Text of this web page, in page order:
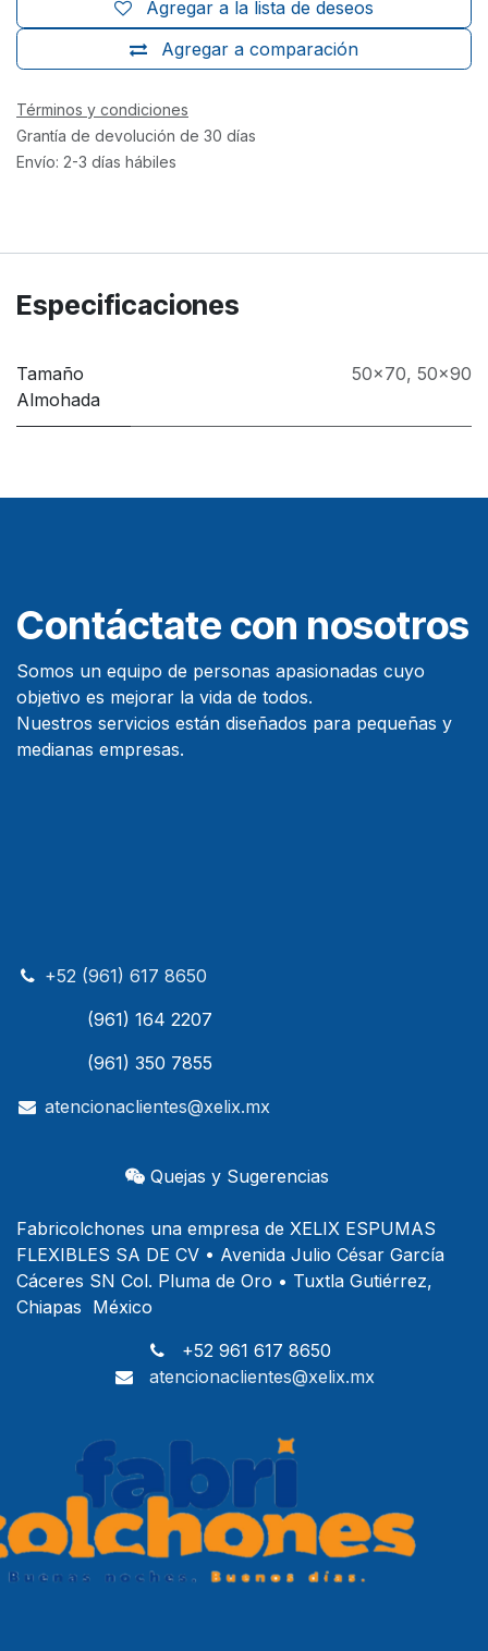
Agregar a comparación
Agregar a la lista de deseos
Términos y condiciones
Grantía de devolución de 30 días
Envío: 2-3 días hábiles
Especificaciones
Tamaño
Almohada
50x70, 50x90
Contáctate con nosotros
Somos un equipo de personas apasionadas cuyo
objetivo es mejorar la vida de todos.
Nuestros servicios están diseñados para pequeñas y
medianas empresas.
+52 (961) 617 8650
(961) 164 2207
(961) 350 7855
atencionaclientes@xelix.mx
Quejas y Sugerencias
Fabricolchones una empresa de XELIX ESPUMAS
FLEXIBLES SA DE CV • Avenida Julio César García
Cáceres SN Col. Pluma de Oro • Tuxtla Gutiérrez,
Chiapas México
+52 961 617 8650
atencionaclientes@xelix.mx